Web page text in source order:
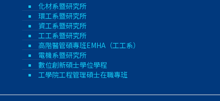
化材系暨研究所
環工系暨研究所
資工系暨研究所
工工系暨研究所
高階醫管碩專班EMHA（工工系）
電機系暨研究所
數位創新碩士學位學程
工學院工程管理碩士在職專班